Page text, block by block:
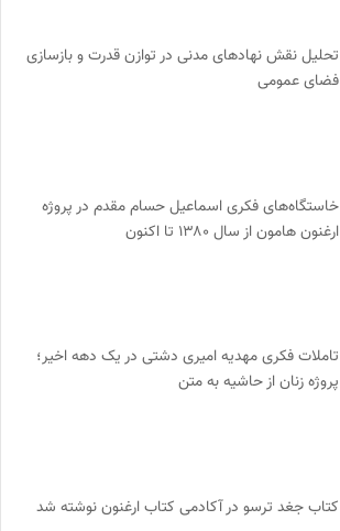
تحلیل نقش نهادهای مدنی در توازن قدرت و بازسازی
فضای عمومی
خاستگاه‌های فکری اسماعیل حسام مقدم در پروژه
ارغنون هامون از سال ۱۳۸۰ تا اکنون
تاملات فکری مهدیه امیری دشتی در یک دهه اخیر؛
پروژه زنان از حاشیه به متن
کتاب جغد ترسو در آکادمی کتاب ارغنون نوشته شد